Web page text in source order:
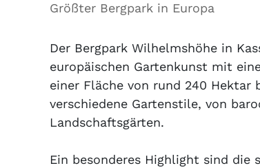
Größter Bergpark in Europa
Der Bergpark Wilhelmshöhe in
europäischen Gartenkunst mit
einer Fläche von rund 240 Hektar
verschiedene Gartenstile, von
Landschaftsgärten.
Ein besonderes Highlight sind die